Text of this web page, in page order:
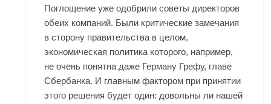
Поглощение уже одобрили советы директоров
обеих компаний. Были критические замечания
в сторону правительства в целом,
экономическая политика которого, например,
не очень понятна даже Герману Грефу, главе
Сбербанка. И главным фактором при принятии
этого решения будет один: довольны ли нашей